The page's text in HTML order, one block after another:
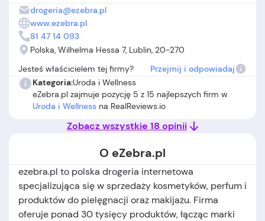
drogeria@ezebra.pl
www.ezebra.pl
81 47 14 093
Polska, Wilhelma Hessa 7, Lublin, 20-270
Jesteś właścicielem tej firmy?
Przejmij i odpowiadaj
Kategoria:Uroda i Wellness
eZebra.pl zajmuje pozycję 5 z 15 najlepszych firm w
Uroda i Wellness na RealReviews.io
Zobacz wszystkie 18 opinii
O eZebra.pl
ezebra.pl to polska drogeria internetowa
specjalizująca się w sprzedaży kosmetyków, perfum i
produktów do pielęgnacji oraz makijażu. Firma
oferuje ponad 30 tysięcy produktów, łącząc marki